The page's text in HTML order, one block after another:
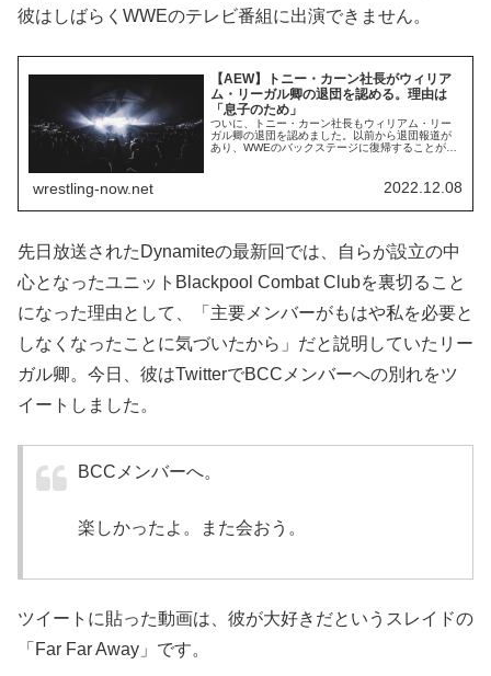
彼はしばらくWWEのテレビ番組に出演できません。
【AEW】トニー・カーン社長がウィリア
ム・リーガル卿の退団を認める。理由は
「息子のため」
ついに、トニー・カーン社長もウィリアム・リー
ガル卿の退団を認めました。以前から退団報道が
あり、WWEのバックステージに復帰することが有
ル卿の退団を認め、その理由が「コーチとして
WWEへ復帰し、息子のチャーリー・デンプシーを
wrestling-now.net 2022.12.08
先日放送されたDynamiteの最新回では、自らが設立の中
心となったユニットBlackpool Combat Clubを裏切ること
になった理由として、「主要メンバーがもはや私を必要と
しなくなったことに気づいたから」だと説明していたリー
ガル卿。今日、彼はTwitterでBCCメンバーへの別れをツ
イートしました。
BCCメンバーへ。
楽しかったよ。また会おう。
ツイートに貼った動画は、彼が大好きだというスレイドの
「Far Far Away」です。